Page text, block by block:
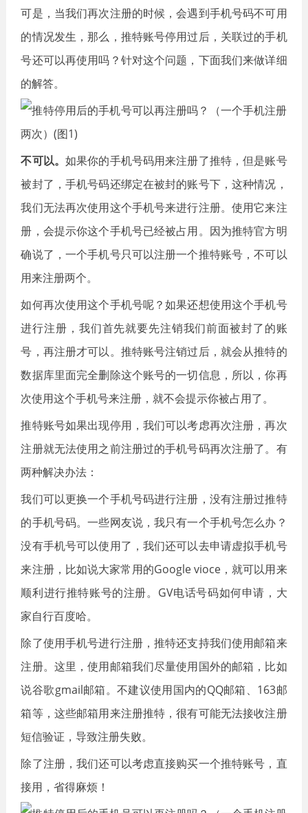
可是，当我们再次注册的时候，会遇到手机号码不可用
的情况发生，那么，推特账号停用过后，关联过的手机
号还可以再使用吗？针对这个问题，下面我们来做详细
的解答。
不可以。 如果你的手机号码用来注册了推特，但是账号
被封了，手机号码还绑定在被封的账号下，这种情况，
我们无法再次使用这个手机号来进行注册。使用它来注
册，会提示你这个手机号已经被占用。因为推特官方明
确说了，一个手机号只可以注册一个推特账号，不可以
用来注册两个。
如何再次使用这个手机号呢？如果还想使用这个手机号
进行注册，我们首先就要先注销我们前面被封了的账
号，再注册才可以。推特账号注销过后，就会从推特的
数据库里面完全删除这个账号的一切信息，所以，你再
次使用这个手机号来注册，就不会提示你被占用了。
推特账号如果出现停用，我们可以考虑再次注册，再次
注册就无法使用之前注册过的手机号码再次注册了。有
两种解决办法：
我们可以更换一个手机号码进行注册，没有注册过推特
的手机号码。一些网友说，我只有一个手机号怎么办？
没有手机号可以使用了，我们还可以去申请虚拟手机号
来注册，比如说大家常用的Google vioce，就可以用来
顺利进行推特账号的注册。GV电话号码如何申请，大
家自行百度哈。
除了使用手机号进行注册，推特还支持我们使用邮箱来
注册。这里，使用邮箱我们尽量使用国外的邮箱，比如
说谷歌gmail邮箱。不建议使用国内的QQ邮箱、163邮
箱等，这些邮箱用来注册推特，很有可能无法接收注册
短信验证，导致注册失败。
除了注册，我们还可以考虑直接购买一个推特账号，直
接用，省得麻烦！